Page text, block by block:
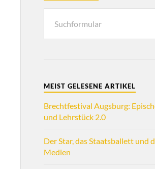
MEIST GELESENE ARTIKEL
Brechtfestival Augsburg:
und Lehrstück 2.0
Der Star, das Staatsballett und
Medien